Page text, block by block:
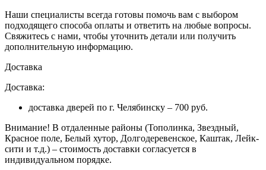
Наши специалисты всегда готовы помочь вам с выбором
подходящего способа оплаты и ответить на любые вопросы.
Свяжитесь с нами, чтобы уточнить детали или получить
дополнительную информацию.
Доставка
Доставка:
доставка дверей по г. Челябинску – 700 руб.
Внимание! В отдаленные районы (Тополинка, Звездный,
Красное поле, Белый хутор, Долгодеревенское, Каштак, Лейк-
сити и т.д.) – стоимость доставки согласуется в
индивидуальном порядке.